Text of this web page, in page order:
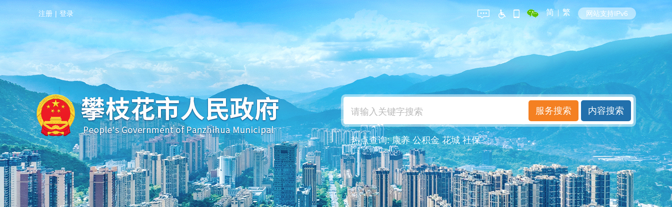
注册 | 登录 简 | 繁 网站支持IPv6
热点查询:康养 公积金 花城 社保